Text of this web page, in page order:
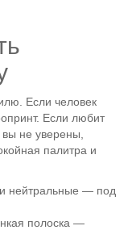
Если человек
Если любит
не уверены,
палитра и
нейтральные — под
полоска —